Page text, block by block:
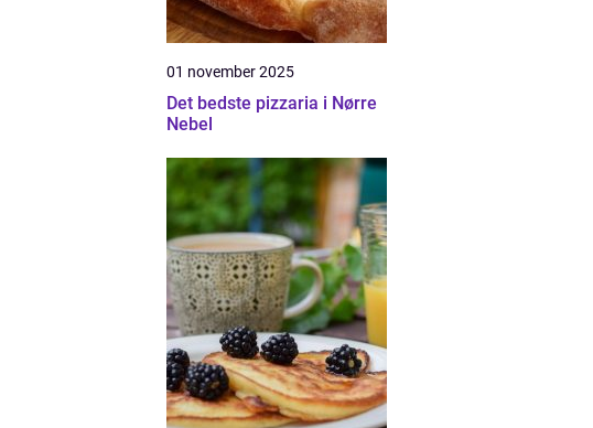
01 november 2025
Det bedste pizzaria i Nørre
Nebel